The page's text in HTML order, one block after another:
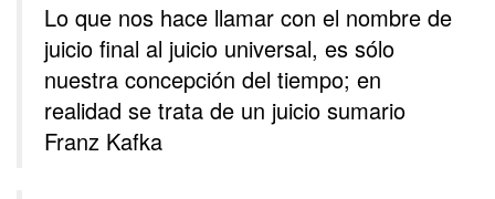
Lo que nos hace llamar con el nombre de
juicio final al juicio universal, es sólo
nuestra concepción del tiempo; en
realidad se trata de un juicio sumario
Franz Kafka